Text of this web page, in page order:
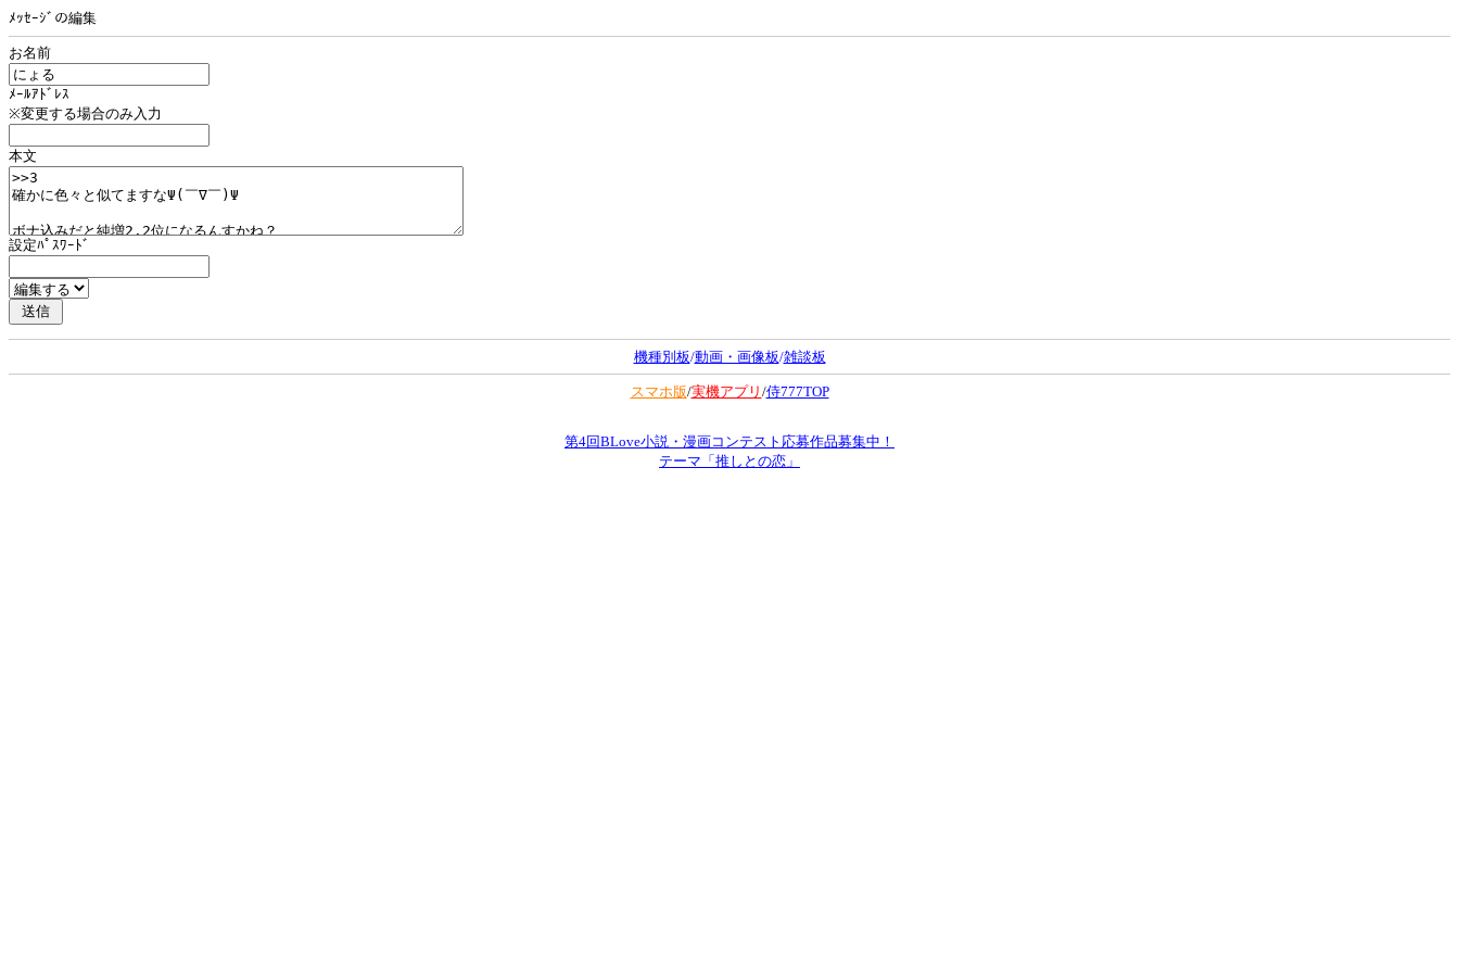
ﾒｯｾｰｼﾞの編集
お名前
ﾒｰﾙｱﾄﾞﾚｽ
※変更する場合のみ入力
本文
設定ﾊﾟｽﾜｰﾄﾞ
機種別板/動画・画像板/雑談板
スマホ版/実機アプリ /侍777TOP
第4回BLove小説・漫画コンテスト応募作品募集中！
テーマ「推しとの恋」